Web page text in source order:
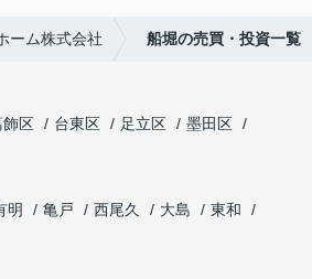
ーム株式会社 船堀の売買・投資一覧
飾区 台東区 足立区
墨田区
明 亀戸 西尾久 大島
東和